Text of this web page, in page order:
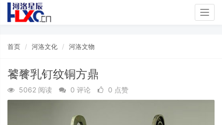
首页 河洛文化 河洛文物
饕餮乳钉纹铜方鼎
5062 阅读 0 评论 0 点赞